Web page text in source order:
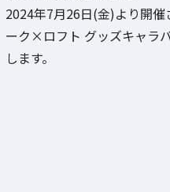
2024年7月26日(金)より開
ーク×ロフト グッズキャラ
します。